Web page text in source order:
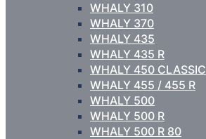
WHALY 310
WHALY 370
WHALY 435
WHALY 435 R
WHALY 450 CLASSIC
WHALY 455 / 455 R
WHALY 500
WHALY 500 R
WHALY 500 R 80